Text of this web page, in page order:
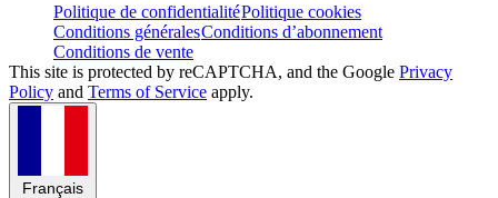
Politique de confidentialitéPolitique cookies
Conditions généralesConditions d’abonnement
Conditions de vente
This site is protected by reCAPTCHA, and the Google Privacy
Policy and Terms of Service apply.
Français